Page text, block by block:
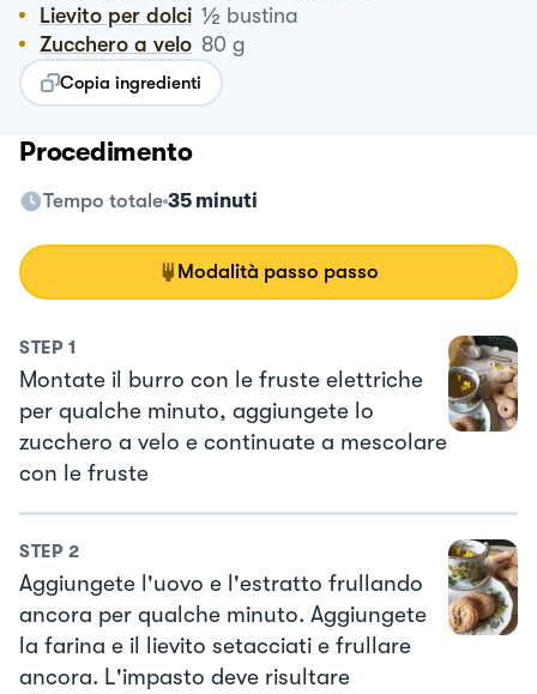
Lievito per dolci ½ bustina
Zucchero a velo 80 g
Copia ingredienti
Procedimento
Tempo totale 35 minuti
Modalità passo passo
STEP 1
Montate il burro con le fruste elettriche
per qualche minuto, aggiungete lo
zucchero a velo e continuate a mescolare
con le fruste
STEP 2
Aggiungete l'uovo e l'estratto frullando
ancora per qualche minuto. Aggiungete
la farina e il lievito setacciati e frullare
ancora. L'impasto deve risultare